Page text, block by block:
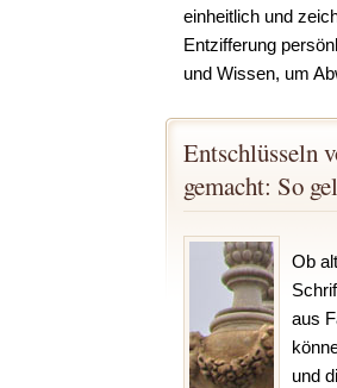
einheitlich und
Entzifferung
und Wissen, um
Entschlüsseln
gemacht: So
Ob
aus
und